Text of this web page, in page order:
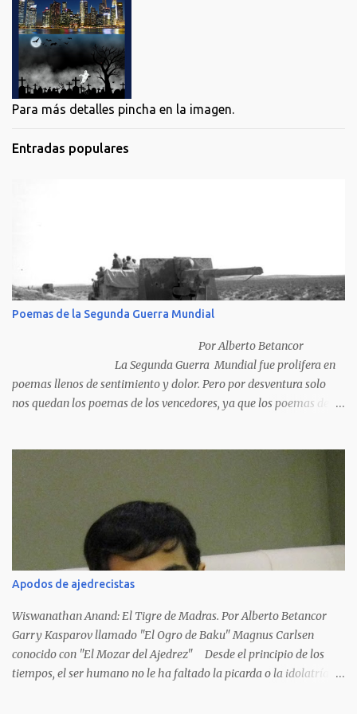
Para más detalles pincha en la imagen.
Entradas populares
Poemas de la Segunda Guerra Mundial
Por Alberto Betancor
La Segunda Guerra Mundial fue prolifera en
poemas llenos de sentimiento y dolor. Pero por desventura solo
nos quedan los poemas de los vencedores, ya que los poemas de
acariciaron la causa nacional socialista, sus nombres con sus
Apodos de ajedrecistas
Wiswanathan Anand: El Tigre de Madras. Por Alberto Betancor
Garry Kasparov llamado "El Ogro de Baku" Magnus Carlsen
conocido con "El Mozar del Ajedrez" Desde el principio de los
tiempos, el ser humano no le ha faltado la picarda o la idolatría